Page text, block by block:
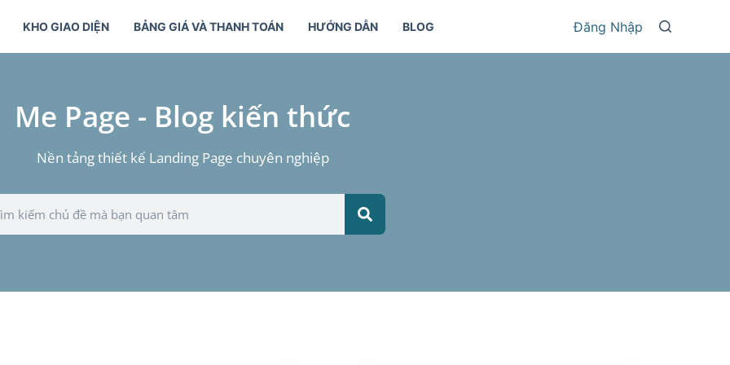
KHO GIAO DIỆN BẢNG GIÁ VÀ THANH TOÁN HƯỚNG DẪN BLOG Đăng Nhập
Me Page - Blog kiến thức
Nền tảng thiết kế Landing Page chuyên nghiệp